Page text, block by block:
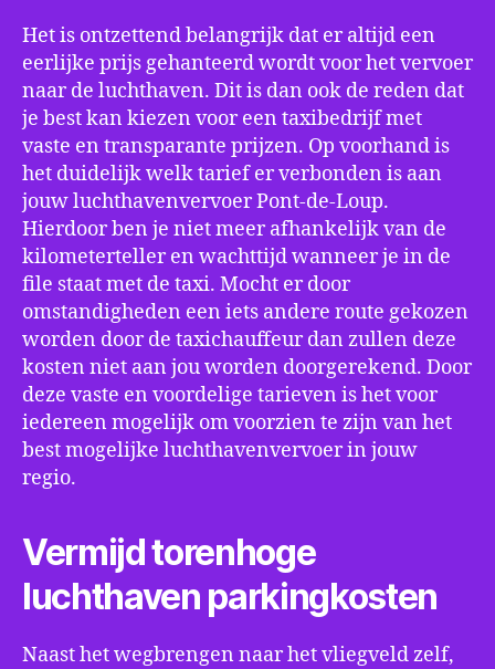
Het is ontzettend belangrijk dat er altijd een
eerlijke prijs gehanteerd wordt voor het vervoer
naar de luchthaven. Dit is dan ook de reden dat
je best kan kiezen voor een taxibedrijf met
vaste en transparante prijzen. Op voorhand is
het duidelijk welk tarief er verbonden is aan
jouw luchthavenvervoer Pont-de-Loup.
Hierdoor ben je niet meer afhankelijk van de
kilometerteller en wachttijd wanneer je in de
file staat met de taxi. Mocht er door
omstandigheden een iets andere route gekozen
worden door de taxichauffeur dan zullen deze
kosten niet aan jou worden doorgerekend. Door
deze vaste en voordelige tarieven is het voor
iedereen mogelijk om voorzien te zijn van het
best mogelijke luchthavenvervoer in jouw
regio.
Vermijd torenhoge
luchthaven parkingkosten
Naast het wegbrengen naar het vliegveld zelf,